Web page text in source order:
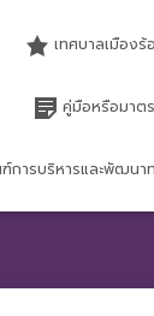
เทศบาลเมืองร้
คู่มือหรือมาต
การบริหารและพัฒนา